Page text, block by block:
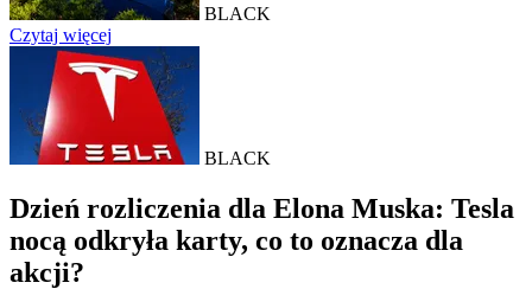
BLACK
Czytaj więcej
BLACK
Dzień rozliczenia dla Elona Muska: Tesla
nocą odkryła karty, co to oznacza dla
akcji?